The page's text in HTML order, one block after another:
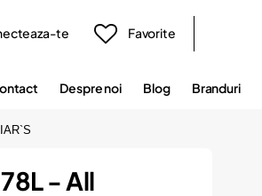
te Favorite
Despre noi Blog Branduri
- All